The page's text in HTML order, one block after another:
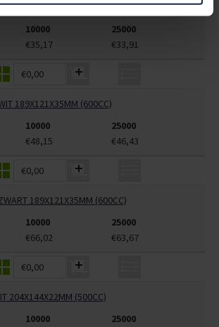
ZWART 170X95X33MM (230+80CC)
10000
25000
€35,17 €33,91
€0,00
189X121X35MM (600CC)
10000
25000
€48,15 €46,43
€0,00
189X121X35MM (600CC)
10000
25000
€66,02 €63,67
€0,00
204X144X22MM (500CC)
10000
25000